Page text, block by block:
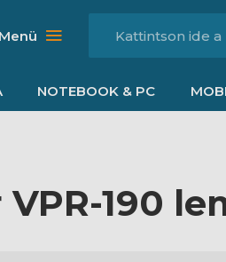
Menü
NOTEBOOK & PC
190